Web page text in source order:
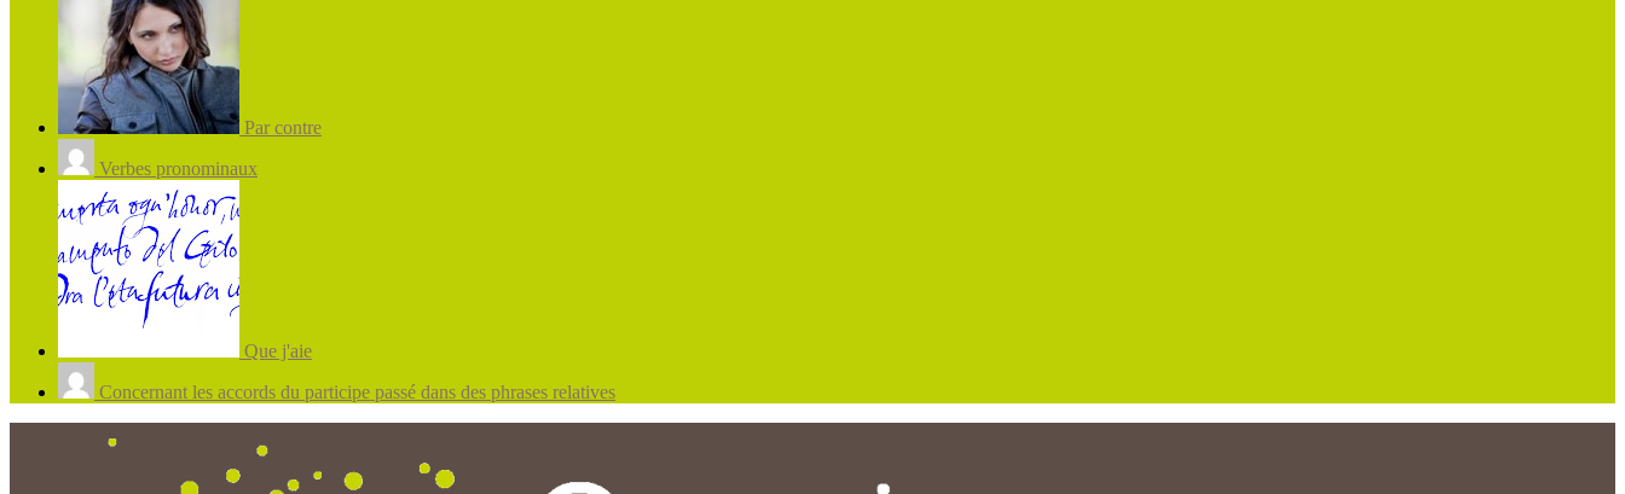
Par contre
Verbes pronominaux
Que j'aie
Concernant les accords du participe passé dans des phrases relatives